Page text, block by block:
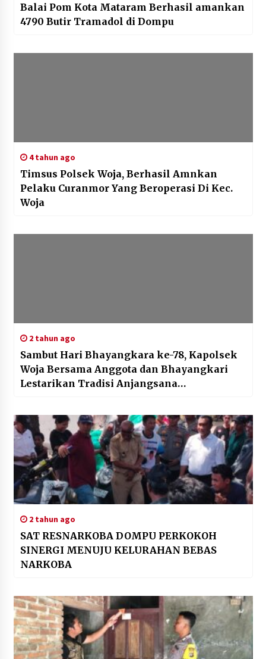
Balai Pom Kota Mataram Berhasil amankan
4790 Butir Tramadol di Dompu
4 tahun ago
Timsus Polsek Woja, Berhasil Amnkan
Pelaku Curanmor Yang Beroperasi Di Kec.
Woja
2 tahun ago
Sambut Hari Bhayangkara ke-78, Kapolsek
Woja Bersama Anggota dan Bhayangkari
Lestarikan Tradisi Anjangsana
2 tahun ago
SAT RESNARKOBA DOMPU PERKOKOH
SINERGI MENUJU KELURAHAN BEBAS
NARKOBA